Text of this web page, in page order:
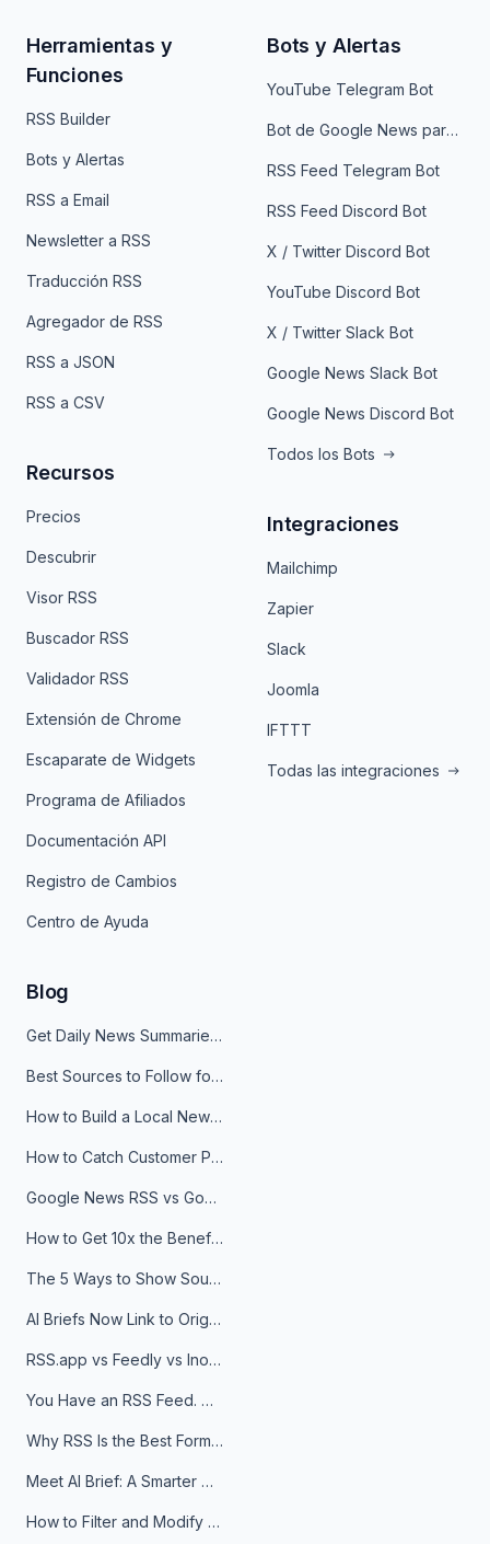
Herramientas y
Funciones
RSS Builder
Bots y Alertas
RSS a Email
Newsletter a RSS
Traducción RSS
Agregador de RSS
RSS a JSON
RSS a CSV
Recursos
Precios
Descubrir
Visor RSS
Buscador RSS
Validador RSS
Extensión de Chrome
Escaparate de Widgets
Programa de Afiliados
Documentación API
Registro de Cambios
Centro de Ayuda
Bots y Alertas
YouTube Telegram Bot
Bot de Google News para Telegram
RSS Feed Telegram Bot
RSS Feed Discord Bot
X / Twitter Discord Bot
YouTube Discord Bot
X / Twitter Slack Bot
Google News Slack Bot
Google News Discord Bot
Todos los Bots
Integraciones
Mailchimp
Zapier
Slack
Joomla
IFTTT
Todas las integraciones
Blog
Get Daily News Summaries About Any Topic in Telegram, Discord, Slack, and Email
Best Sources to Follow for Crypto News in Your Reader (2026)
How to Build a Local News Hub That Updates Itself
How to Catch Customer Problems Before They Become Support Tickets
Google News RSS vs Google Alerts: Which Is Better for News Monitoring?
How to Get 10x the Benefits of Google Alerts
The 5 Ways to Show Sources in Your AI Brief, And When to Use Each
AI Briefs Now Link to Original Sources. Here's Why It Matters
RSS.app vs Feedly vs Inoreader: Which One Is Actually Right for You?
You Have an RSS Feed. Now What?
Why RSS Is the Best Format for AI Agents in 2026
Meet AI Brief: A Smarter Way to Stay on Top of Information
How to Filter and Modify RSS Feeds